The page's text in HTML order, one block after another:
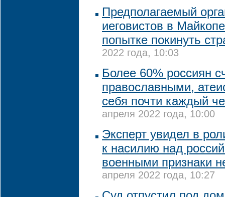
Предполагаемый
иеговистов в
попытке покинуть
2022 года, 10:03
Более 60% россиян
православными,
себя почти каждый
апреля 2022 года, 10:00
Эксперт увидел в
к насилию над
военными признаки
апреля 2022 года, 10:27